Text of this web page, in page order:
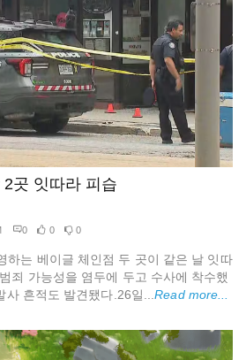
곳 잇따라 피습
0 0 0
하는 베이글 체인점 두 곳이 같은 날 잇따
죄 가능성을 염두에 두고 수사에 착수했
사 흔적도 발견됐다.26일...Read more...